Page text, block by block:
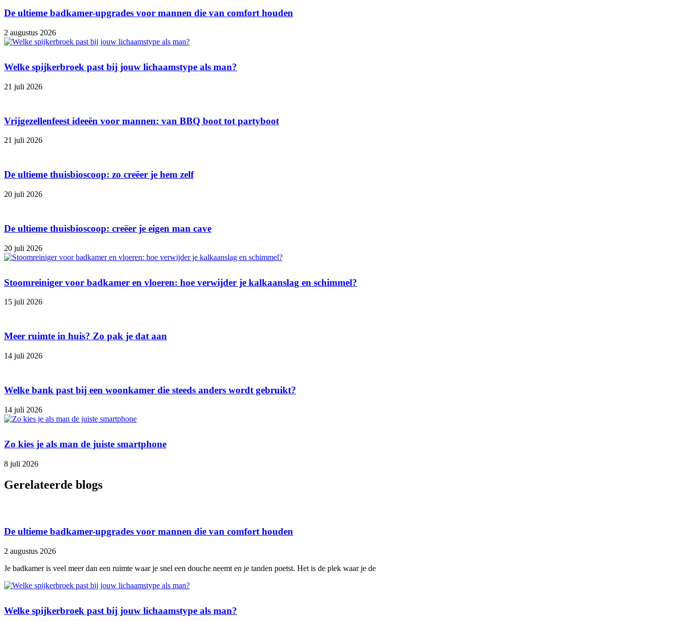
De ultieme badkamer-upgrades voor mannen die van comfort houden
2 augustus 2026
Welke spijkerbroek past bij jouw lichaamstype als man?
21 juli 2026
Vrijgezellenfeest ideeën voor mannen: van BBQ boot tot partyboot
21 juli 2026
De ultieme thuisbioscoop: zo creëer je hem zelf
20 juli 2026
De ultieme thuisbioscoop: creëer je eigen man cave
20 juli 2026
Stoomreiniger voor badkamer en vloeren: hoe verwijder je kalkaanslag en schimmel?
15 juli 2026
Meer ruimte in huis? Zo pak je dat aan
14 juli 2026
Welke bank past bij een woonkamer die steeds anders wordt gebruikt?
14 juli 2026
Zo kies je als man de juiste smartphone
8 juli 2026
Gerelateerde blogs
De ultieme badkamer-upgrades voor mannen die van comfort houden
2 augustus 2026
Je badkamer is veel meer dan een ruimte waar je snel een douche neemt en je tanden poetst. Het is de plek waar je de
Welke spijkerbroek past bij jouw lichaamstype als man?